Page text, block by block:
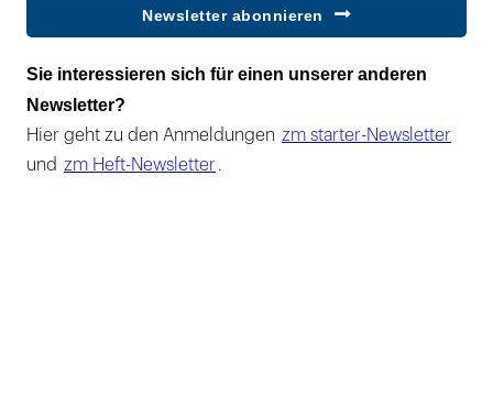
Newsletter abonnieren
Sie interessieren sich für einen unserer anderen
Newsletter?
Hier geht zu den Anmeldungen zm starter-Newsletter
und zm Heft-Newsletter .